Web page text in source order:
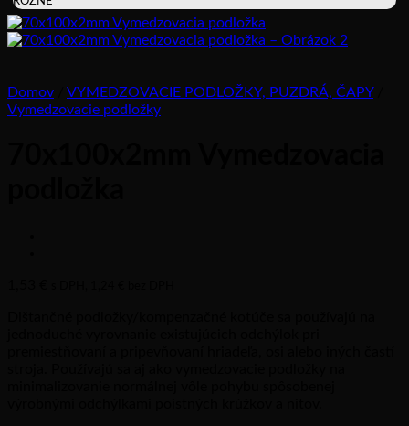
Domov VYMEDZOVACIE PODLOŽKY, PUZDRÁ, ČAPY
Vymedzovacie podložky